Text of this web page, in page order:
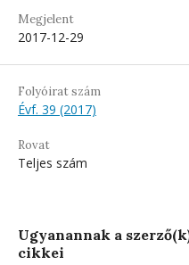
Megjelent
2017-12-29
Folyóirat szám
Évf. 39 (2017)
Rovat
Teljes szám
Ugyanannak a
cikkei